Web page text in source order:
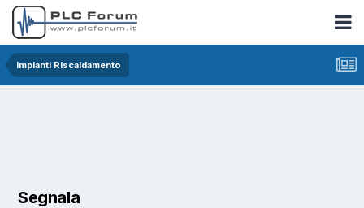
Impianti Riscaldamento
Segnala